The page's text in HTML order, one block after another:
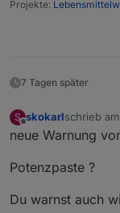
Projekte:
7 Tagen später
S
Offline
skokarlschrieb am
zuletzt
neue Warnung
Potenzpaste ?
Du warnst auch